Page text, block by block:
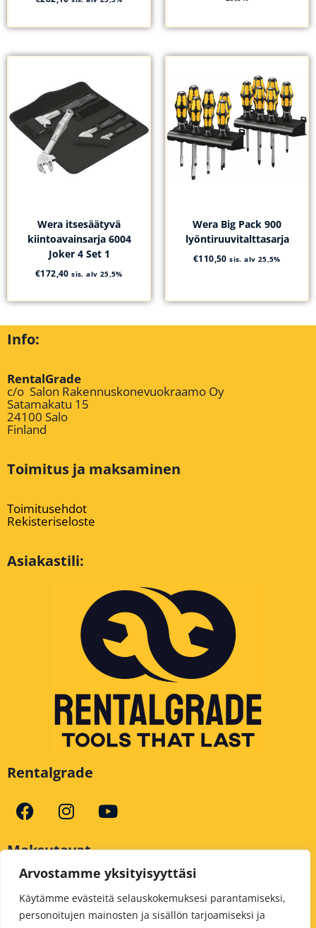
Arvostamme yksityisyyttäsi
Käytämme evästeitä selauskokemuksesi parantamiseksi,
personoitujen mainosten ja sisällön tarjoamiseksi ja
Wera itsesäätyvä
kiintoavainsarja 6004
Joker 4 Set 1
€172,40 sis. alv 25,5%
Wera Big Pack 900
lyöntiruuvitalttasarja
€110,50 sis. alv 25,5%
Info:
RentalGrade
c/o Salon Rakennuskonevuokraamo Oy
Satamakatu 15
24100 Salo
Finland
Toimitus ja maksaminen
Toimitusehdot
Rekisteriseloste
Asiakastili:
Rentalgrade
Maksutavat